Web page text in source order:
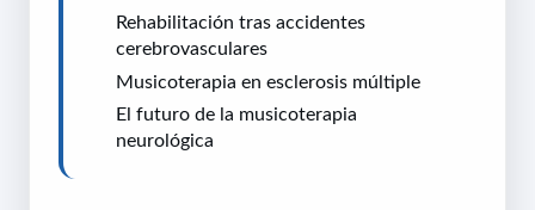
Rehabilitación tras accidentes
cerebrovasculares
Musicoterapia en esclerosis múltiple
El futuro de la musicoterapia
neurológica